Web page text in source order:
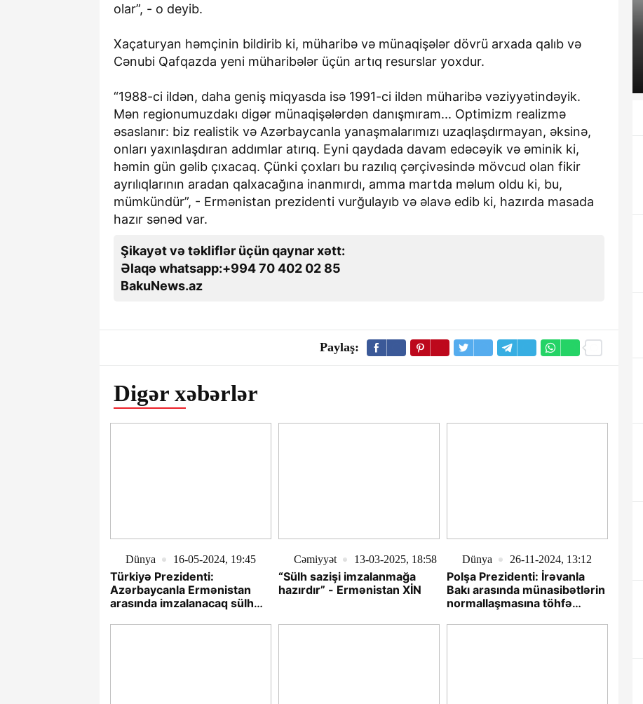
olar”, - o deyib.
Xaçaturyan həmçinin bildirib ki, müharibə və münaqişələr dövrü arxada qalıb və
Cənubi Qafqazda yeni müharibələr üçün artıq resurslar yoxdur.
“1988-ci ildən, daha geniş miqyasda isə 1991-ci ildən müharibə vəziyyətindəyik.
Mən regionumuzdakı digər münaqişələrdən danışmıram... Optimizm realizmə
əsaslanır: biz realistik və Azərbaycanla yanaşmalarımızı uzaqlaşdırmayan, əksinə,
onları yaxınlaşdıran addımlar atırıq. Eyni qaydada davam edəcəyik və əminik ki,
həmin gün gəlib çıxacaq. Çünki çoxları bu razılıq çərçivəsində mövcud olan fikir
ayrılıqlarının aradan qalxacağına inanmırdı, amma martda məlum oldu ki, bu,
mümkündür”, - Ermənistan prezidenti vurğulayıb və əlavə edib ki, hazırda masada
hazır sənəd var.
Şikayət və təkliflər üçün qaynar xətt:
Əlaqə whatsapp:+994 70 402 02 85
BakuNews.az
Paylaş:
Digər xəbərlər
Dünya 16-05-2024, 19:45
Türkiyə Prezidenti:
Azərbaycanla Ermənistan
arasında imzalanacaq sülh
Cəmiyyət 13-03-2025, 18:58
“Sülh sazişi imzalanmağa
hazırdır” - Ermənistan XİN
Dünya 26-11-2024, 13:12
Polşa Prezidenti: İrəvanla
Bakı arasında münasibətlərin
normallaşmasına töhfə